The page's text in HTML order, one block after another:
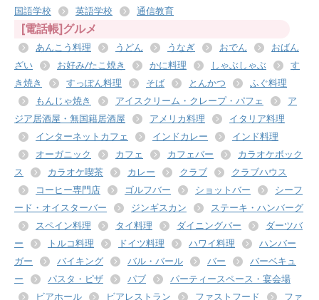
国語学校 英語学校 通信教育
[電話帳]グルメ
あんこう料理 うどん うなぎ おでん
おばん
ざい
お好み/たこ焼き かに料理 しゃぶしゃぶ
す
き焼き
すっぽん料理 そば とんかつ
ふぐ料理
もんじゃ焼き
アイスクリーム・クレープ・パフェ
ア
ジア居酒屋・無国籍居酒屋
アメリカ料理
イタリア料理
インターネットカフェ
インドカレー
インド料理
オーガニック
カフェ カフェバー
カラオケボック
ス
カラオケ喫茶 カレー クラブ
クラブハウス
コーヒー専門店
ゴルフバー ショットバー
シーフ
ード・オイスターバー
ジンギスカン
ステーキ・ハンバーグ
スペイン料理
タイ料理 ダイニングバー
ダーツバ
ー
トルコ料理 ドイツ料理 ハワイ料理
ハンバー
ガー
バイキング バル・バール バー
バーベキュ
ー
パスタ・ピザ パブ
パーティースペース・宴会場
ビアホール
ビアレストラン ファストフード
ファ